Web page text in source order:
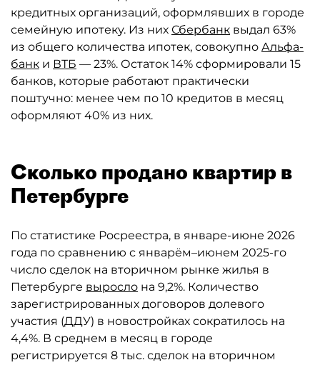
кредитных организаций, оформлявших в городе
семейную ипотеку. Из них Сбербанк выдал 63%
из общего количества ипотек, совокупно Альфа-
банк и ВТБ — 23%. Остаток 14% сформировали 15
банков, которые работают практически
поштучно: менее чем по 10 кредитов в месяц
оформляют 40% из них.
Сколько продано квартир в
Петербурге
По статистике Росреестра, в январе-июне 2026
года по сравнению с январём–июнем 2025-го
число сделок на вторичном рынке жилья в
Петербурге выросло на 9,2%. Количество
зарегистрированных договоров долевого
участия (ДДУ) в новостройках сократилось на
4,4%. В среднем в месяц в городе
регистрируется 8 тыс. сделок на вторичном